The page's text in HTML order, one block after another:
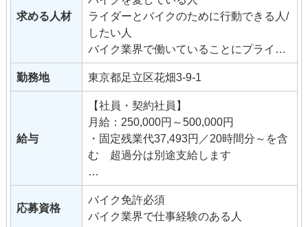
求める人材
ライダーとバイクのために行動できる人/
したい人
バイク業界で働いていることにプライド
を持っている人/持ちたい人
イケてるバイク屋でやりたい人
勤務地 東京都足立区花畑3-9-1
給与
【社員・契約社員】
月給：250,000円～500,000円
・固定残業代37,493円／20時間分～を含
む 超過分は別途支給します
■昇給／年1回（定期昇給）
■業績賞与／年2回（12月、8月）
※定期昇給とは別途、年4回の人事考課
応募資格
バイク免許必須
バイク業界で仕事経験のある人